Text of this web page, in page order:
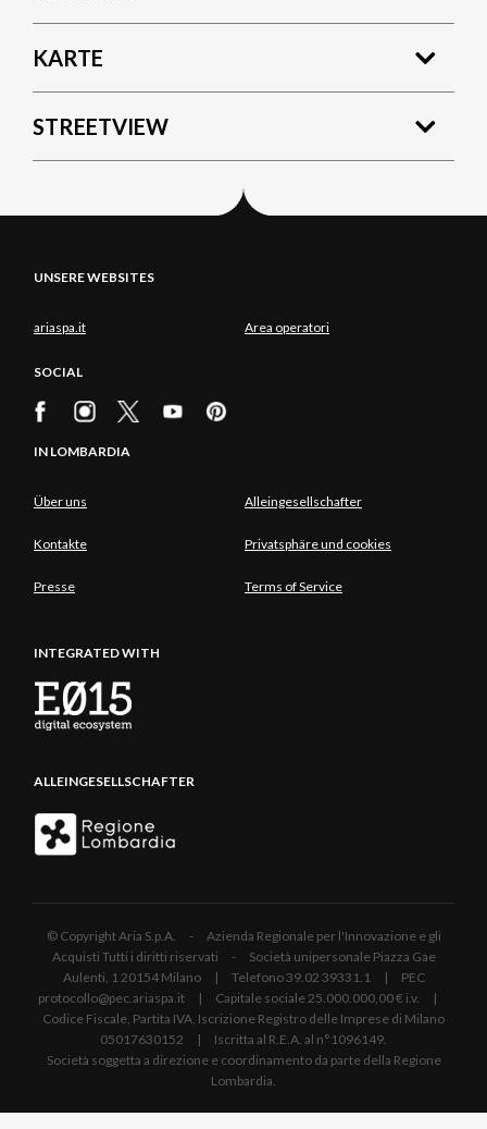
KARTE
STREETVIEW
UNSERE WEBSITES
ariaspa.it Area operatori
SOCIAL
IN LOMBARDIA
Über uns Alleingesellschafter
Kontakte Privatsphäre und cookies
Presse Terms of Service
INTEGRATED WITH
ALLEINGESELLSCHAFTER
© Copyright Aria S.p.A. - Azienda Regionale per l'Innovazione e gli
Acquisti Tutti i diritti riservati - Società unipersonale Piazza Gae
Aulenti, 1 20154 Milano | Telefono 39.02 39331.1 | PEC
protocollo@pec.ariaspa.it | Capitale sociale 25.000.000,00 € i.v. |
Codice Fiscale, Partita IVA, Iscrizione Registro delle Imprese di Milano
05017630152 | Iscritta al R.E.A. al n°1096149.
Società soggetta a direzione e coordinamento da parte della Regione
Lombardia.